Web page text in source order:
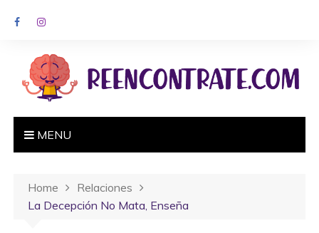
MENU
Home
Relaciones
La Decepción No Mata, Enseña